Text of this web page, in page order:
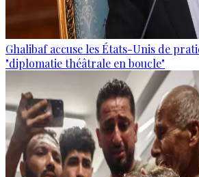
Ghalibaf accuse les États-Unis de
"diplomatie théâtrale en boucle"